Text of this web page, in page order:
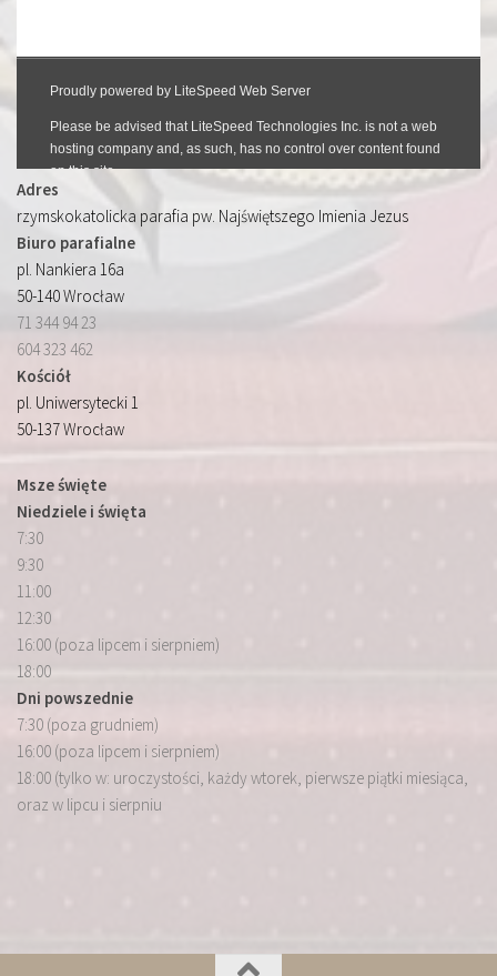
Adres
rzymskokatolicka parafia pw. Najświętszego Imienia Jezus
Biuro parafialne
pl. Nankiera 16a
50-140 Wrocław
71 344 94 23
604 323 462
Kościół
pl. Uniwersytecki 1
50-137 Wrocław
Msze święte
Niedziele i święta
7:30
9:30
11:00
12:30
16:00 (poza lipcem i sierpniem)
18:00
Dni powszednie
7:30 (poza grudniem)
16:00 (poza lipcem i sierpniem)
18:00 (tylko w: uroczystości, każdy wtorek, pierwsze piątki miesiąca,
oraz w lipcu i sierpniu